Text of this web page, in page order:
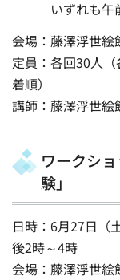
いずれも
会場：藤澤浮世絵
定員：各回30人
着順）
講師：藤澤浮世絵
ワークシ
験」
日時：6月27日（
後2時～4時
会場：藤澤浮世絵